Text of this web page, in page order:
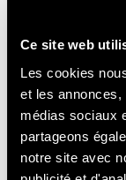
Ce site web
Les cookies
et les
médias sociaux
partageons
notre site avec
Petit parcours -
Un parcours
sentiers de
bisse
Dénivelé positif
Point culminant
A voir en route